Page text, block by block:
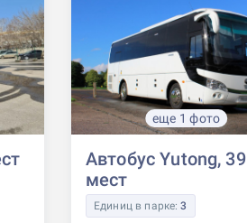
еще 1 фото
Автобус Yutong, 39
мест
Единиц в парке:3